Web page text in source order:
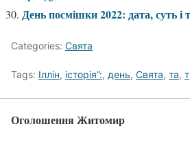
День посмішки 2022: дата, суть і
Categories: Свята
Tags: Іллін, історія”:, день, Свята, та,
Оголошення Житомир